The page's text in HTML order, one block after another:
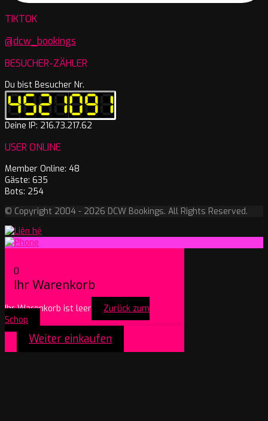
TIKTOK
@dcw_bookings
BESUCHER-ZÄHLER
Du bist Besucher Nr.
Deine IP: 216.73.217.62
USER ONLINE
Member Online: 48
Gäste: 635
Bots: 254
© Copyright 2004 - 2026 DCW Bookings. All Rights Reserved.
0
Ihr Warenkorb
Ihr Warenkorb ist leer
Zurück zum
Schop
Weiter einkaufen